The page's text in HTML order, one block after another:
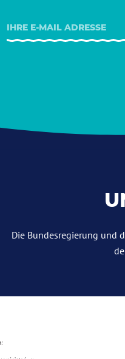
Die Bundesregierung und